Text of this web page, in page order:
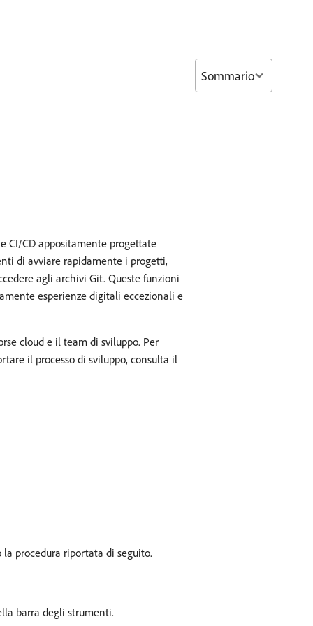
CI/CD appositamente progettate
di avviare rapidamente i progetti,
agli archivi Git. Queste funzioni
esperienze digitali eccezionali e
cloud e il team di sviluppo. Per
il processo di sviluppo, consulta il
procedura riportata di seguito.
barra degli strumenti.
Sommario